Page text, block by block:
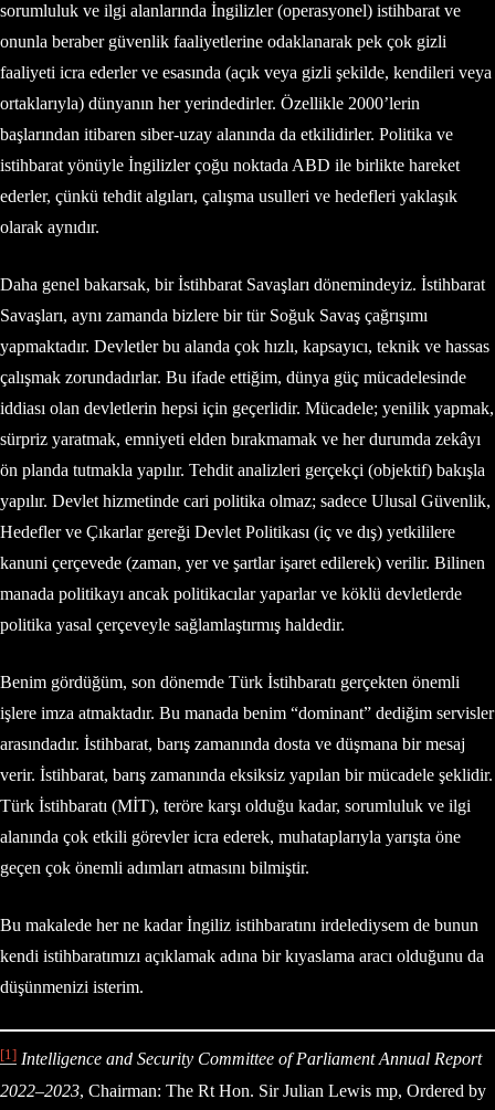
sorumluluk ve ilgi alanlarında İngilizler (operasyonel) istihbarat ve
onunla beraber güvenlik faaliyetlerine odaklanarak pek çok gizli
faaliyeti icra ederler ve esasında (açık veya gizli şekilde, kendileri veya
ortaklarıyla) dünyanın her yerindedirler. Özellikle 2000’lerin
başlarından itibaren siber-uzay alanında da etkilidirler. Politika ve
istihbarat yönüyle İngilizler çoğu noktada ABD ile birlikte hareket
ederler, çünkü tehdit algıları, çalışma usulleri ve hedefleri yaklaşık
olarak aynıdır.
Daha genel bakarsak, bir İstihbarat Savaşları dönemindeyiz. İstihbarat
Savaşları, aynı zamanda bizlere bir tür Soğuk Savaş çağrışımı
yapmaktadır. Devletler bu alanda çok hızlı, kapsayıcı, teknik ve hassas
çalışmak zorundadırlar. Bu ifade ettiğim, dünya güç mücadelesinde
iddiası olan devletlerin hepsi için geçerlidir. Mücadele; yenilik yapmak,
sürpriz yaratmak, emniyeti elden bırakmamak ve her durumda zekâyı
ön planda tutmakla yapılır. Tehdit analizleri gerçekçi (objektif) bakışla
yapılır. Devlet hizmetinde cari politika olmaz; sadece Ulusal Güvenlik,
Hedefler ve Çıkarlar gereği Devlet Politikası (iç ve dış) yetkililere
kanuni çerçevede (zaman, yer ve şartlar işaret edilerek) verilir. Bilinen
manada politikayı ancak politikacılar yaparlar ve köklü devletlerde
politika yasal çerçeveyle sağlamlaştırmış haldedir.
Benim gördüğüm, son dönemde Türk İstihbaratı gerçekten önemli
işlere imza atmaktadır. Bu manada benim “dominant” dediğim servisler
arasındadır. İstihbarat, barış zamanında dosta ve düşmana bir mesaj
verir. İstihbarat, barış zamanında eksiksiz yapılan bir mücadele şeklidir.
Türk İstihbaratı (MİT), teröre karşı olduğu kadar, sorumluluk ve ilgi
alanında çok etkili görevler icra ederek, muhataplarıyla yarışta öne
geçen çok önemli adımları atmasını bilmiştir.
Bu makalede her ne kadar İngiliz istihbaratını irdelediysem de bunun
kendi istihbaratımızı açıklamak adına bir kıyaslama aracı olduğunu da
düşünmenizi isterim.
[1] Intelligence and Security Committee of ParliamentAnnual Report
2022–2023, Chairman: The Rt Hon. Sir Julian Lewis mp, Ordered by